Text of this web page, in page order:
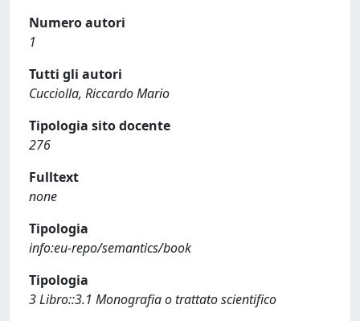
Numero autori
1
Tutti gli autori
Cucciolla, Riccardo Mario
Tipologia sito docente
276
Fulltext
none
Tipologia
info:eu-repo/semantics/book
Tipologia
3 Libro::3.1 Monografia o trattato scientifico